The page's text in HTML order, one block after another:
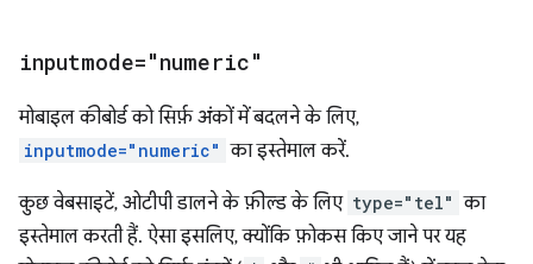
inputmode="numeric"
मोबाइल कीबोर्ड को सिर्फ़ अंकों में बदलने के लिए,
inputmode="numeric" का इस्तेमाल करें.
कुछ वेबसाइटें, ओटीपी डालने के फ़ील्ड के लिए type="tel" का
इस्तेमाल करती हैं. ऐसा इसलिए, क्योंकि फ़ोकस किए जाने पर यह